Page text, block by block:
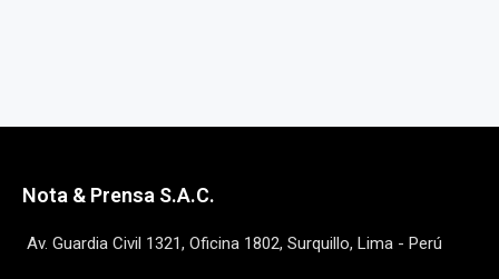
Nota & Prensa S.A.C.
Av. Guardia Civil 1321, Oficina 1802, Surquillo, Lima - Perú